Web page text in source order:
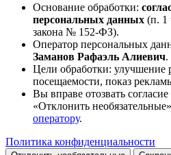
Основание обработки:
персональных данных (п. 1
закона № 152-ФЗ).
Оператор персональных
Заманов Рафаэль Алиевич.
Цели обработки: улучшение
посещаемости, показ
Вы вправе отозвать
«Отклонить
оператору.
Политика конфиденциальности